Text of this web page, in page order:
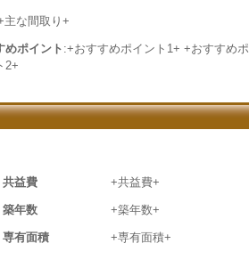
主な間取り+
めポイント :+おすすめポイント1+ +おすすめポ
2+
共益費 +共益費+
築年数 +築年数+
専有面積 +専有面積+